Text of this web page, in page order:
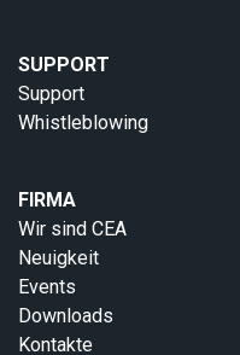
SUPPORT
Support
Whistleblowing
FIRMA
Wir sind CEA
Neuigkeit
Events
Downloads
Kontakte